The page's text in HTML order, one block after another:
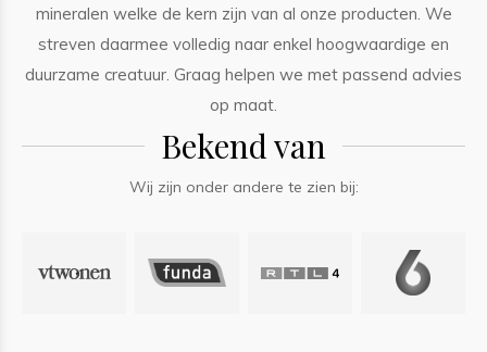
mineralen welke de kern zijn van al onze producten. We
streven daarmee volledig naar enkel hoogwaardige en
duurzame creatuur. Graag helpen we met passend advies
op maat.
Bekend van
Wij zijn onder andere te zien bij: